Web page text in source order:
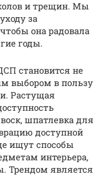
и трещин. Мы
за
она радовала
годы.
становится не
выбором в пользу
Растущая
шпатлевка для
доступной
ищут способы
интерьера,
Трендом является